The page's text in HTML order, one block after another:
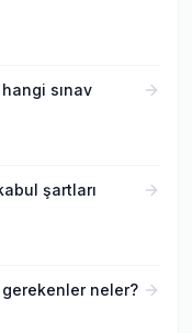
sınav
şartları
neler?